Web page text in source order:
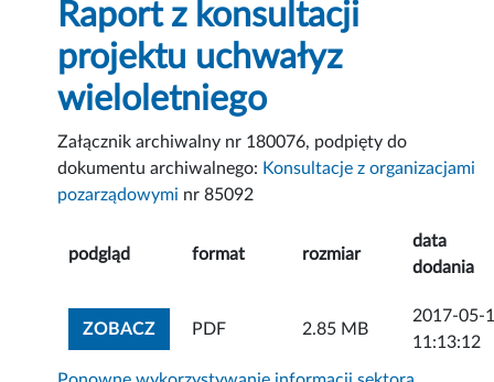
Raport z konsultacji
projektu uchwałyz
wieloletniego
Załącznik archiwalny nr 180076, podpięty do
dokumentu archiwalnego: Konsultacje z organizacjami
pozarządowymi nr 85092
podgląd format rozmiar
data
dodania
ZOBACZZOBACZ ZAŁĄCZNIK
PDF 2.85 MB
2017-05-
11:13:12